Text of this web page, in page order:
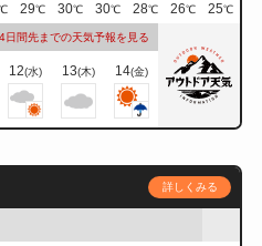
29℃ 30℃ 30℃ 28℃ 26℃ 25℃
日間先までの天気予報を見る
12(水) 13(木) 14(金)
詳しくみる